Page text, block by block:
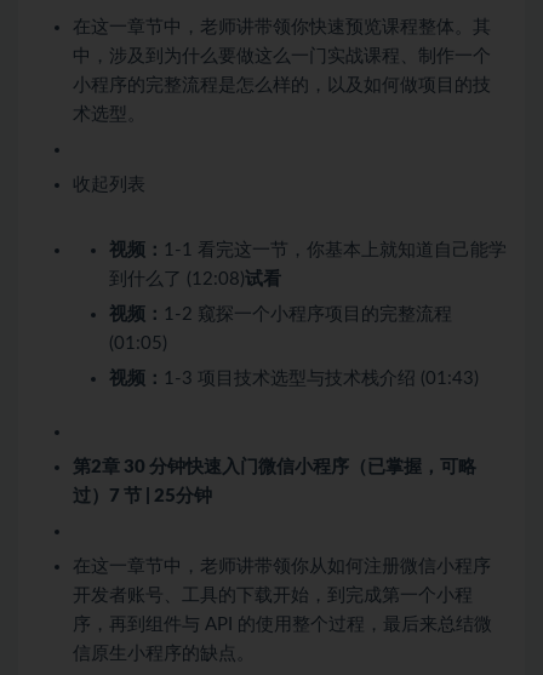
在这一章节中，老师讲带领你快速预览课程整体。其
中，涉及到为什么要做这么一门实战课程、制作一个
小程序的完整流程是怎么样的，以及如何做项目的技
术选型。
收起列表
视频： 1-1 看完这一节，你基本上就知道自己能学
到什么了 (12:08)试看
视频： 1-2 窥探一个小程序项目的完整流程
(01:05)
视频： 1-3 项目技术选型与技术栈介绍 (01:43)
第2章 30 分钟快速入门微信小程序（已掌握，可略
过） 7 节 | 25分钟
在这一章节中，老师讲带领你从如何注册微信小程序
开发者账号、工具的下载开始，到完成第一个小程
序，再到组件与 API 的使用整个过程，最后来总结微
信原生小程序的缺点。